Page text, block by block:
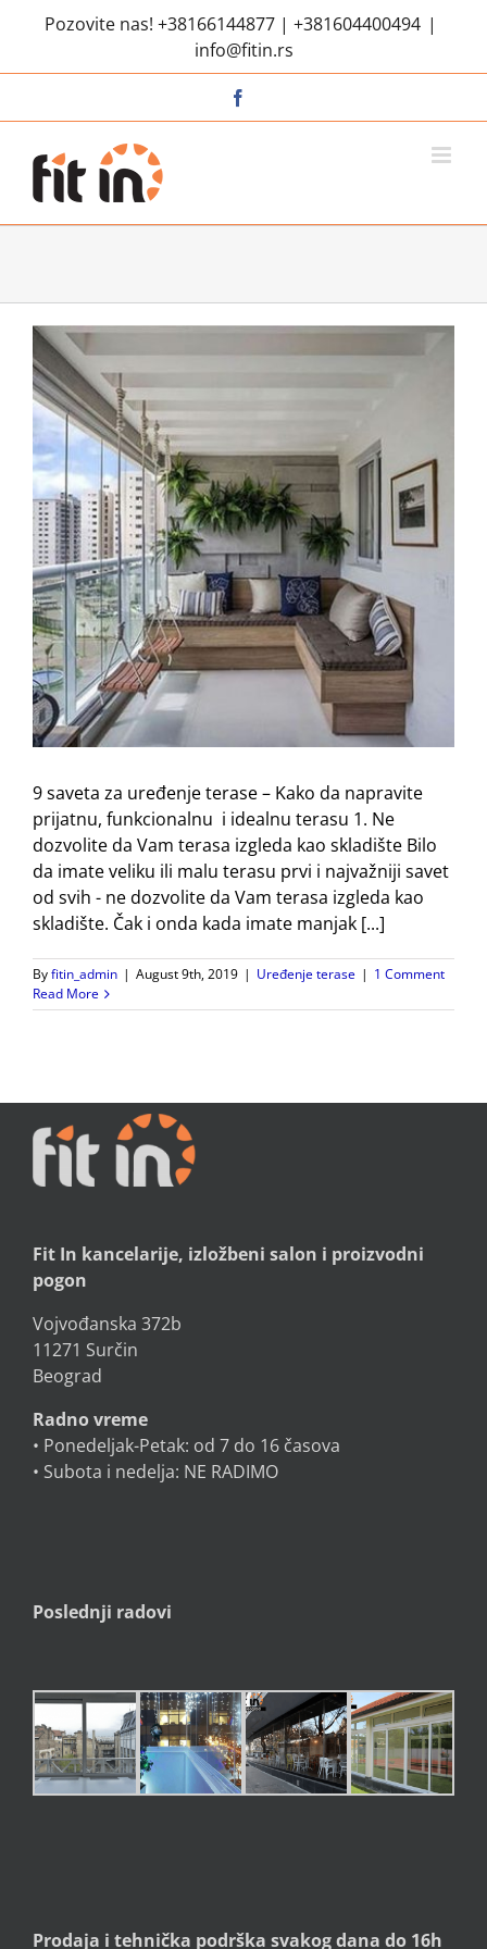
Pozovite nas! +38166144877| +381604400494 |
info@fitin.rs
9 saveta za uređenje terase – Kako da napravite
prijatnu, funkcionalnu i idealnu terasu 1. Ne
dozvolite da Vam terasa izgleda kao skladište Bilo
da imate veliku ili malu terasu prvi i najvažniji savet
od svih - ne dozvolite da Vam terasa izgleda kao
skladište. Čak i onda kada imate manjak [...]
Byfitin_admin | August 9th, 2019 | Uređenje terase | 1 Comment
Read More
Fit In kancelarije, izložbeni salon i proizvodni
pogon
Vojvođanska 372b
11271 Surčin
Beograd
Radno vreme
• Ponedeljak-Petak: od 7 do 16 časova
• Subota i nedelja: NE RADIMO
Poslednji radovi
Prodaja i tehnička podrška svakog dana do 16h